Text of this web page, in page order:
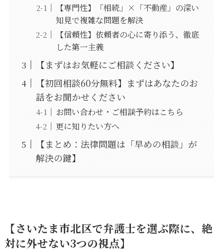
【専門性】「相続」×「不動産」の深い
知見で複雑な問題を解決
【信頼性】依頼者の心に寄り添う、徹底
した第一主義
【まずはお気軽にご相談ください】
【初回相談60分無料】まずはあなたのお
話をお聞かせください
お問い合わせ・ご相談予約はこちら
更に知りたい方へ
【まとめ：法律問題は「早めの相談」が
解決の鍵】
【さいたま市北区で弁護士を選ぶ際に、絶
対に外せない3つの視点】